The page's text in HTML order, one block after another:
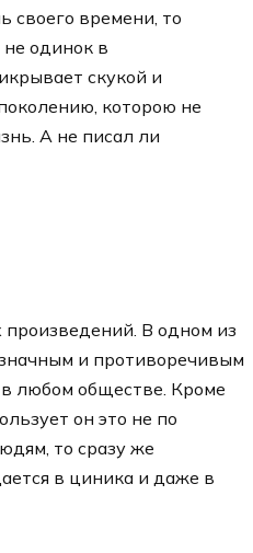
своего времени, то
не одинок в
скукой и
которою не
А не писал ли
произведений. В одном из
и противоречивым
в любом обществе. Кроме
он это не по
то сразу же
в циника и даже в